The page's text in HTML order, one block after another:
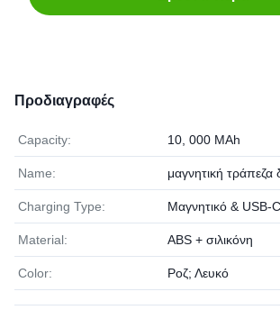
Προδιαγραφές
Capacity: 10, 000 MAh
Name: μαγνητική τράπεζα
Charging Type: Μαγνητικό & USB-C
Material: ABS + σιλικόνη
Color: Ροζ; Λευκό